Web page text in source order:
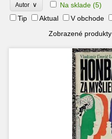
Autor ∨ Na sklade (5)
Tip
Aktual V obchode
Zobrazené produkty